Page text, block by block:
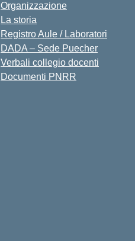
Organizzazione
La storia
Registro Aule / Laboratori
DADA – Sede Puecher
Verbali collegio docenti
Documenti PNRR